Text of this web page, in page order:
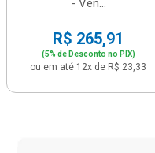
- Ven...
R$ 265,91
(5% de Desconto no PIX)
ou em até 12x de R$ 23,33